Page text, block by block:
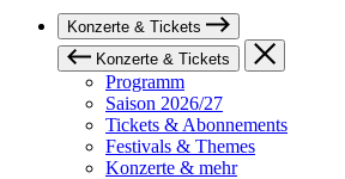
Konzerte & Tickets
Konzerte & Tickets
Programm
Saison 2026/27
Tickets & Abonnements
Festivals & Themes
Konzerte & mehr